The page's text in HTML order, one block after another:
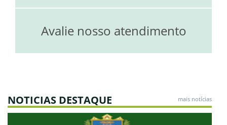
Avalie nosso atendimento
NOTICIAS DESTAQUE mais notícias